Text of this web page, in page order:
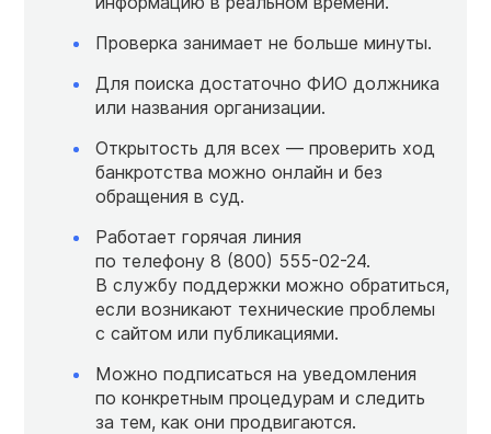
Проверка занимает не больше минуты.
Для поиска достаточно ФИО должника
или названия организации.
Открытость для всех — проверить ход
банкротства можно онлайн и без
обращения в суд.
Работает горячая линия
по телефону 8 (800) 555-02-24.
В службу поддержки можно обратиться,
если возникают технические проблемы
с сайтом или публикациями.
Можно подписаться на уведомления
по конкретным процедурам и следить
за тем, как они продвигаются.